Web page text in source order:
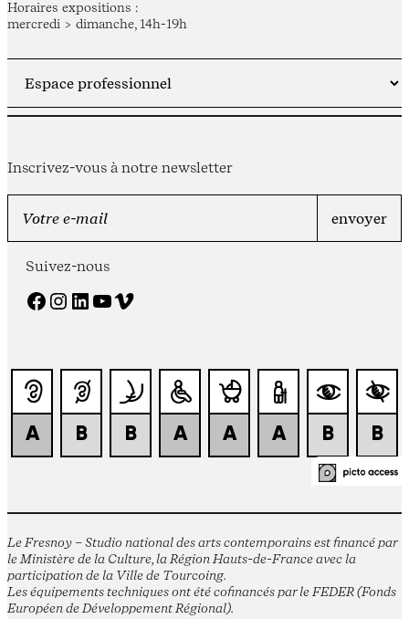
Horaires expositions :
mercredi > dimanche, 14h-19h
Inscrivez-vous à notre newsletter
Suivez-nous
Facebook Instagram LinkedIn YouTube Vimeo
Le Fresnoy – Studio national des arts contemporains est financé par
le Ministère de la Culture, la Région Hauts-de-France avec la
participation de la Ville de Tourcoing.
Les équipements techniques ont été cofinancés par le FEDER (Fonds
Européen de Développement Régional).